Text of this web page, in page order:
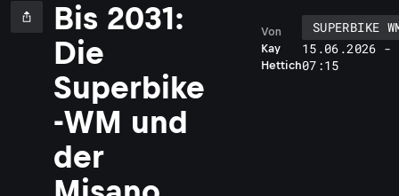
Bis 2031:
Die
Superbike
-WM und
der
Kay
Hettich
Von
SUPERBIKE
15.06.2026 -
07:15